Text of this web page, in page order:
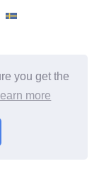
you get the
Learn more
für eine
Gehirn.
Sei heute